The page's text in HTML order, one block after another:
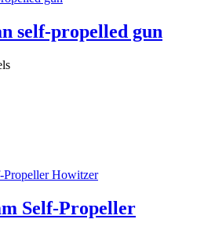
self-propelled gun
Self-Propeller